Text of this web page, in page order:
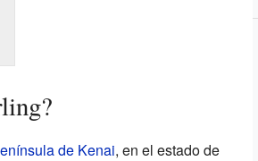
de Kenai, en el estado de